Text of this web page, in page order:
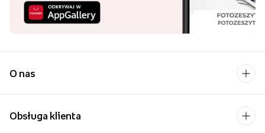
O nas
Obsługa klienta